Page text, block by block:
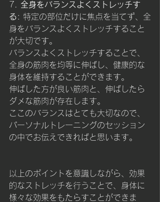
7. 全身をバランスよくストレッチす
る: 特定の部位だけに焦点を当てず、全
身をバランスよくストレッチすること
が大切です。
バランスよくストレッチすることで、
全身の筋肉を均等に伸ばし、健康的な
身体を維持することができます。
伸ばした方が良い筋肉と、伸ばしたら
ダメな筋肉が存在します。
ここのバランスはとても大切なので、
パーソナルトレーニングのセッション
の中でお伝えできればと思います。
以上のポイントを意識しながら、効果
的なストレッチを行うことで、身体に
様々な効果をもたらすことができま